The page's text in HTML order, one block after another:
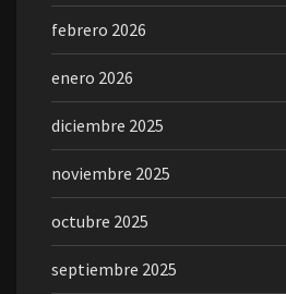
febrero 2026
enero 2026
diciembre 2025
noviembre 2025
octubre 2025
septiembre 2025